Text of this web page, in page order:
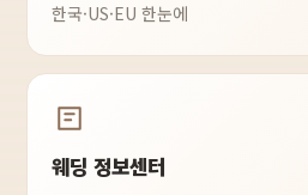
한국·US·EU 한눈에
웨딩 정보센터